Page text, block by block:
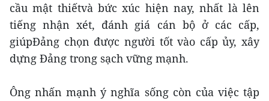
cầu mật thiếtvà bức xúc hiện nay, nhất là lên
tiếng nhận xét, đánh giá cán bộ ở các cấp,
giúpĐảng chọn được người tốt vào cấp ủy, xây
dựng Đảng trong sạch vững mạnh.
Ông nhấn mạnh ý nghĩa sống còn của việc tập